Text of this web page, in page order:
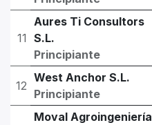
11
Aures Ti Consultors
S.L.
Principiante
12
West Anchor S.L.
Principiante
Moval Agroingeniería